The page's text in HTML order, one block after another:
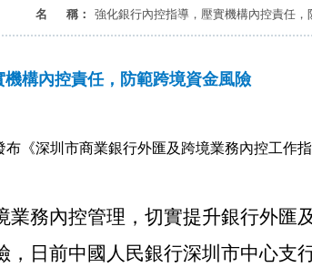
名 稱： 強化銀行內控指導，壓實機構內控責任，
構內控責任，防範跨境資金風險
《深圳市商業銀行外匯及跨境業務內控工作指
務內控管理，切實提升銀行外匯
日前中國人民銀行深圳市中心支